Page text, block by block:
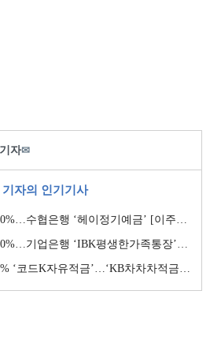
자✉
기자의 인기기사
행 ‘헤이정기예금’ [이주의 은행 예금금리-1월 2주]
‘IBK평생한가족통장’ [이주의 은행 예금금리-1월 2주]
금’…‘KB차차차적금’ 8% 이자 [이주의 은행 적금금리-1월 2주]